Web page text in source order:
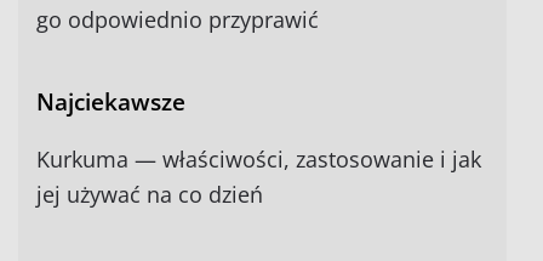
go odpowiednio przyprawić
Najciekawsze
Kurkuma — właściwości, zastosowanie i jak
jej używać na co dzień